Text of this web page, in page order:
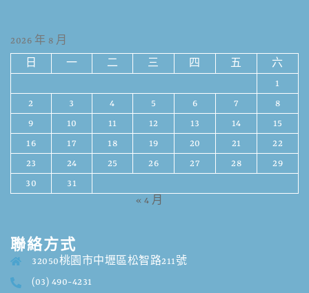
2026 年 8 月
日 一 二 三 四 五
六
1
2
3 4 5 6 7
8
9
10 11 12 13 14
15
16
17 18 19 20 21
22
23
24 25 26 27 28
29
30
31
« 4 月
聯絡方式
32050桃園市中壢區松智路211號
(03) 490-4231